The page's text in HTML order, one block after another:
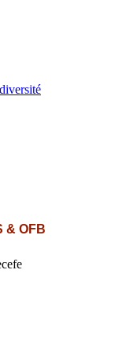
& OFB